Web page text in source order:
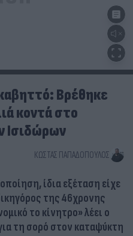
Βρέθηκε
κοντά στο
Ισιδώρων
ΚΏΣΤΑΣ ΠΑΠΑΔΌΠΟΥΛΟΣ
ίδια εξέταση είχε
της 46χρονης
το κίνητρο» λέει ο
τη σορό στον καταψύκτη